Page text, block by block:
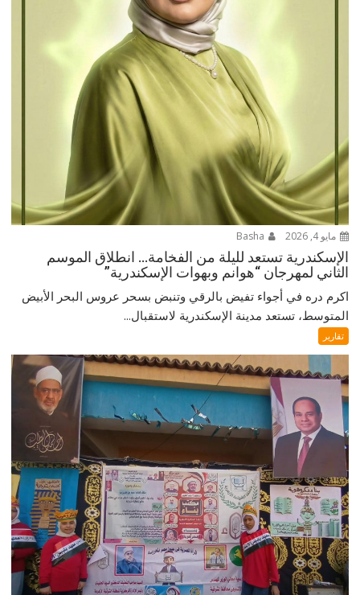
مايو 4, 2026
الإسكندرية تستعد لليلة من الفخامة… انطلاق الموسم
الثاني لمهرجان “هوانم وبهوات الإسكندرية”
اكرم دره في أجواء تفيض بالرقي وتنبض بسحر عروس البحر الأبيض
المتوسط، تستعد مدينة الإسكندرية لاستقبال...
تقارير